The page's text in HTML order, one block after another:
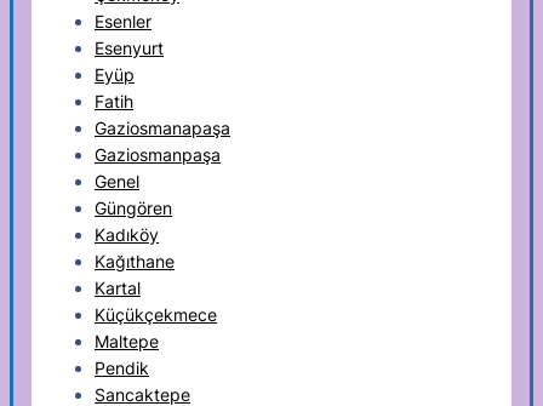
Esenler
Esenyurt
Eyüp
Fatih
Gaziosmanapaşa
Gaziosmanpaşa
Genel
Güngören
Kadıköy
Kağıthane
Kartal
Küçükçekmece
Maltepe
Pendik
Sancaktepe